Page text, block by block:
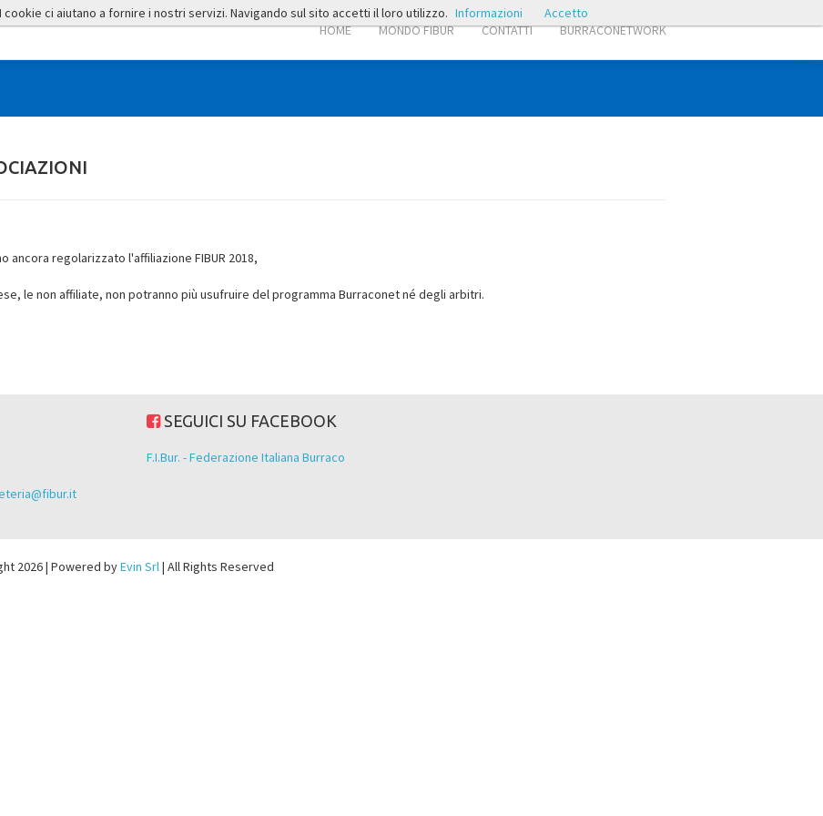
HOME MONDO FIBUR CONTATTI BURRACONETWORK
ancora regolarizzato l'affiliazione FIBUR 2018,
le non affiliate, non potranno più usufruire del programma Burraconet né degli arbitri.
SEGUICI SU FACEBOOK
F.I.Bur. - Federazione Italiana Burraco
2026 | Powered byEvin Srl| All Rights Reserved
ci aiutano a fornire i nostri servizi. Navigando sul sito accetti il loro utilizzo. Informazioni Accetto